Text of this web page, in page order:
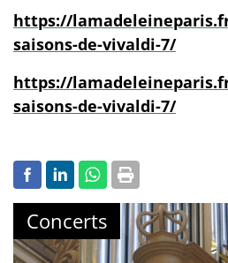
https://
saisons-de-vivaldi-7/
https://
saisons-de-vivaldi-7/
Concerts